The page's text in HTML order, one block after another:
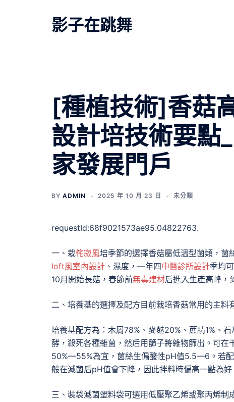
影子在跳舞
[種植技術]香菇
設計培技術要點
家發展門戶
BY ADMIN 2025 年 10 月 23 日 未分類
requestId:68f9021573ae95.04822763.
一、栽侘寂風培季節的選擇香菇屬低溫型菌類，
loft風室內設計 、濕度，—年四中醫診所設計季均
10月開始長菇，春節前無毒建材后進入生產高峰，
二、培養基的選擇及配方目前栽培香菇常用的主
培養基配方為：木屑78%、麥麩20%、蔗精1%、
酵，殺死各種雜菌，然后用篩子將雜物篩出。可
50%—55%為宜，菌絲生偏酸性pH值5.5—6。若
般在滅菌后pH值會下降，因此拌料時偏高一點為
三、裝袋滅菌塑料袋可選用低壓聚乙烯或聚丙烯